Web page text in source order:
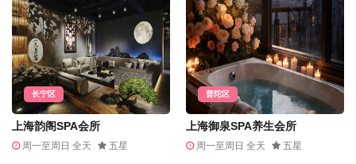
长宁区
上海韵阁SPA会所
周一至周日 全天 五星
普陀区
上海御泉SPA养生会所
周一至周日 全天 五星